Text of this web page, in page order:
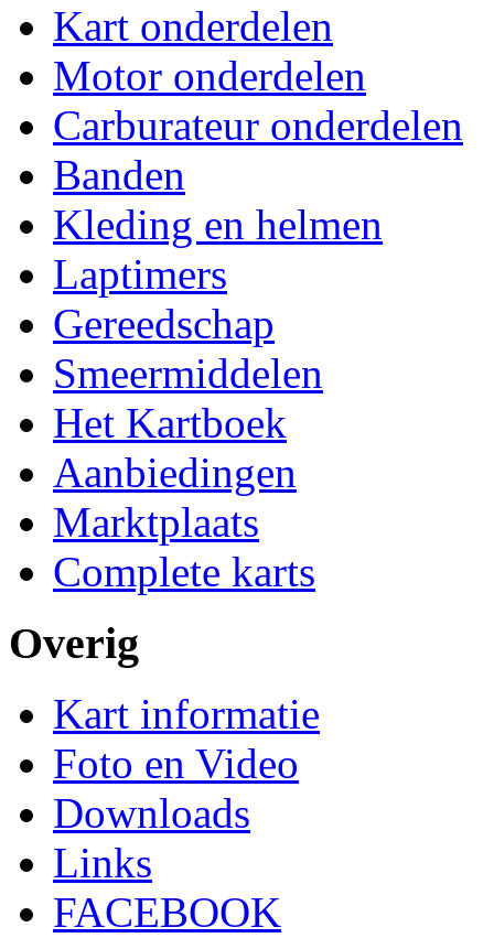
Kart onderdelen
Motor onderdelen
Carburateur onderdelen
Banden
Kleding en helmen
Laptimers
Gereedschap
Smeermiddelen
Het Kartboek
Aanbiedingen
Marktplaats
Complete karts
Overig
Kart informatie
Foto en Video
Downloads
Links
FACEBOOK